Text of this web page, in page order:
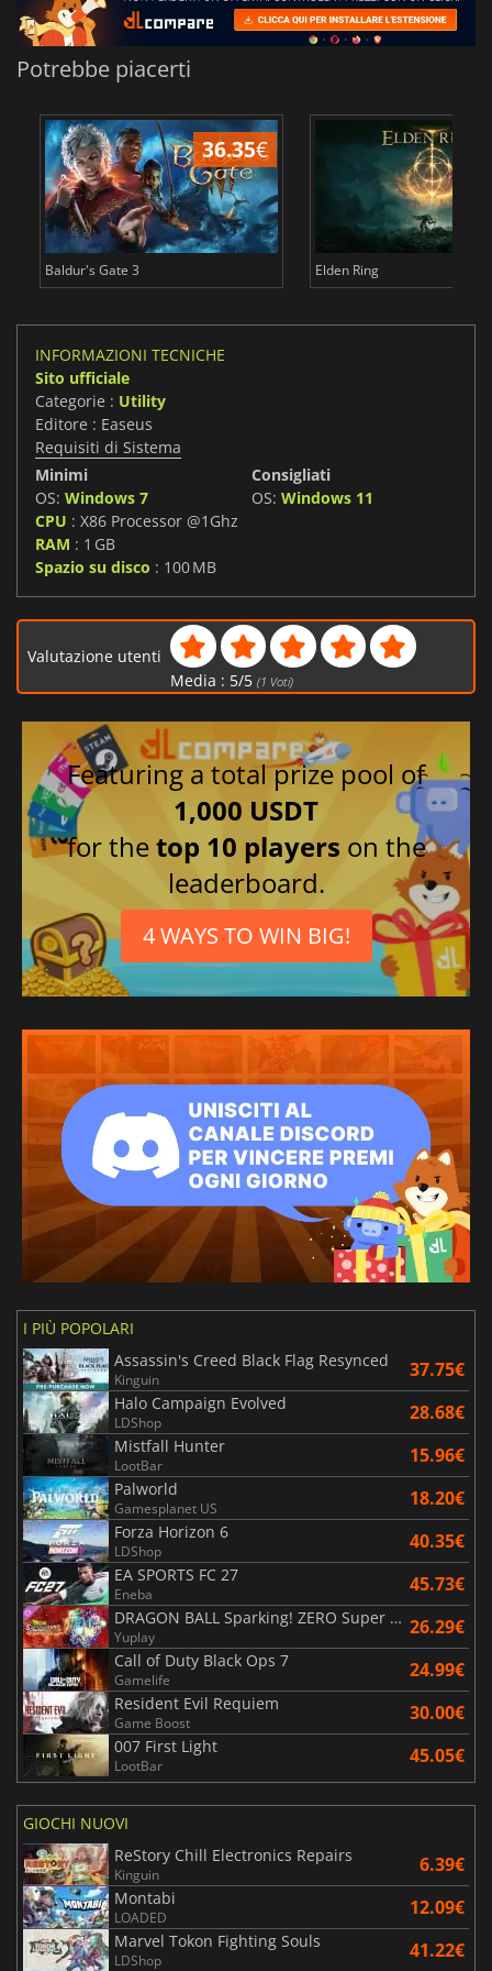
Potrebbe piacerti
36.35€
Baldur's Gate 3 Elden Ring
INFORMAZIONI TECNICHE
Sito ufficiale
Categorie : Utility
Editore : Easeus
Requisiti di Sistema
Minimi
OS: Windows 7
CPU : X86 Processor @1Ghz
RAM : 1 GB
Spazio su disco : 100 MB
Consigliati
OS: Windows 11
Valutazione utenti
Media : 5/5 (1 Voti)
Featuring a total prize pool of
1,000 USDT
for thetop 10 players on the
leaderboard.
4 WAYS TO WIN BIG!
I PIÙ POPOLARI
Assassin's Creed Black Flag Resynced
Kinguin 37.75€
Halo Campaign Evolved
LDShop 28.68€
Mistfall Hunter
LootBar 15.96€
Palworld
Gamesplanet US 18.20€
Forza Horizon 6
LDShop 40.35€
EA SPORTS FC 27
Eneba 45.73€
DRAGON BALL Sparking! ZERO Super Limit Breaking NEO
Yuplay 26.29€
Call of Duty Black Ops 7
Gamelife 24.99€
Resident Evil Requiem
Game Boost 30.00€
007 First Light
LootBar 45.05€
GIOCHI NUOVI
ReStory Chill Electronics Repairs
Kinguin 6.39€
Montabi
LOADED 12.09€
Marvel Tokon Fighting Souls
LDShop 41.22€